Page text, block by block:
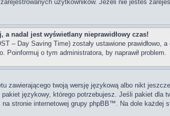
użytkowników. Jeżeli nie jesteś
a nadal jest wyświetlany nieprawidłowy czas!
– Day Saving Time) zostały ustawione prawidłowo,
Poinformuj o tym administratora, by naprawił problem.
zawierającego twoją wersję językową albo nikt
językowy, którego potrzebujesz. Jeśli pakiet dla
stronie internetowej grupy phpBB™. Na dole